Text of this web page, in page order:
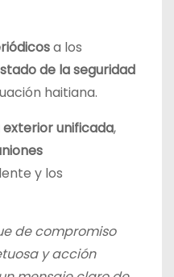
a los
de la seguridad
haitiana.
unificada,
y los
de compromiso
y acción